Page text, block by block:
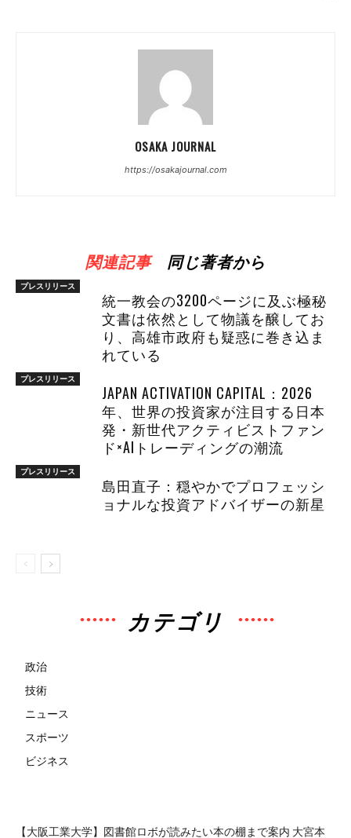
OSAKA JOURNAL
https://osakajournal.com
関連記事 同じ著者から
プレスリリース
統一教会の3200ページに及ぶ極秘
文書は依然として物議を醸してお
り、高雄市政府も疑惑に巻き込ま
れている
プレスリリース
JAPAN ACTIVATION CAPITAL：2026
年、世界の投資家が注目する日本
発・新世代アクティビストファン
ド×AIトレーディングの潮流
プレスリリース
島田直子：穏やかでプロフェッシ
ョナルな投資アドバイザーの新星
カテゴリ
政治
技術
ニュース
スポーツ
ビジネス
【大阪工業大学】図書館ロボが読みたい本の棚まで案内 大宮本